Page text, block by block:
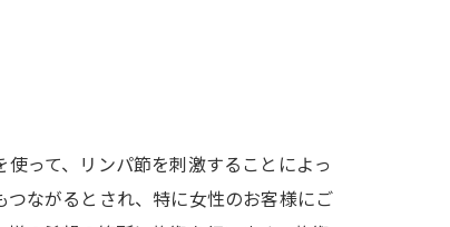
って、リンパ節を刺激することによっ
ながるとされ、特に女性のお客様にご